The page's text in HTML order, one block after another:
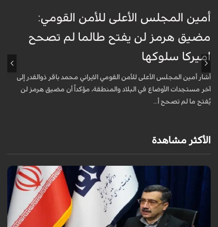
أمين المجلس الأعلى للأمن القومي:
مضيق هرمز لن يفتح طالما لم تصحح
اميركا سلوكها
أشار أمين المجلس الأعلى للأمن القومي الايراني محمد باقر ذوالقدر إلى
آخر مستجدات الأوضاع في البلاد والمنطقة، مؤكداً أن مضيق هرمز لن
يُفتح ما لم تصحح أ...
الأكثر مشاهدة